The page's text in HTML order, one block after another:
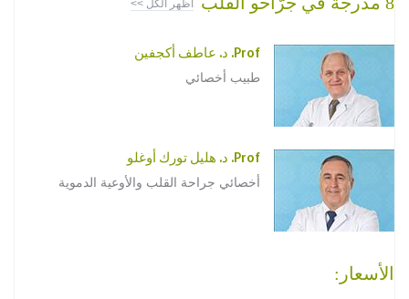
أظهر الكل >>
Prof. د. عاطف أكجفين
طبيب أخصائي
Prof. د. هليل تورك أوغلو
أخصائي جراحة القلب والأوعية الدموية
الأسعار: